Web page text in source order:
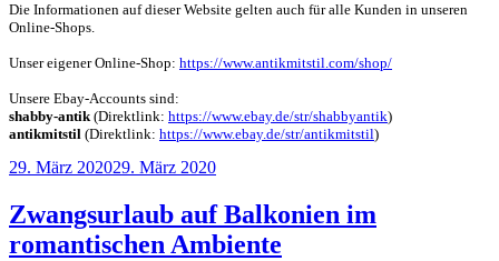
Die Informationen auf dieser Website gelten auch für alle Kunden in unseren
Online-Shops.
Unser eigener Online-Shop: https://www.antikmitstil.com/shop/
Unsere Ebay-Accounts sind:
shabby-antik(Direktlink: https://www.ebay.de/str/shabbyantik)
antikmitstil (Direktlink: https://www.ebay.de/str/antikmitstil)
Veröffentlicht
29. März 202029. März 2020
Zwangsurlaub auf Balkonien im
romantischen Ambiente